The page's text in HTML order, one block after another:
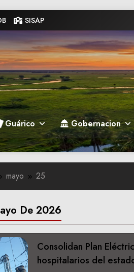
SISAP
de Guarico
Guárico Gobernacion
mayo 25
De 2026
Consolidan Plan
hospitalarios del